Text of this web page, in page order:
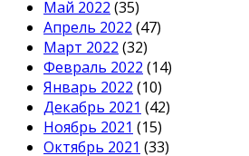
Май 2022 (35)
Апрель 2022 (47)
Март 2022 (32)
Февраль 2022 (14)
Январь 2022 (10)
Декабрь 2021 (42)
Ноябрь 2021 (15)
Октябрь 2021 (33)